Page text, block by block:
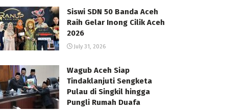
Siswi SDN 50 Banda Aceh
Raih Gelar Inong Cilik Aceh
2026
July 31, 2026
Wagub Aceh Siap
Tindaklanjuti Sengketa
Pulau di Singkil hingga
Pungli Rumah Duafa